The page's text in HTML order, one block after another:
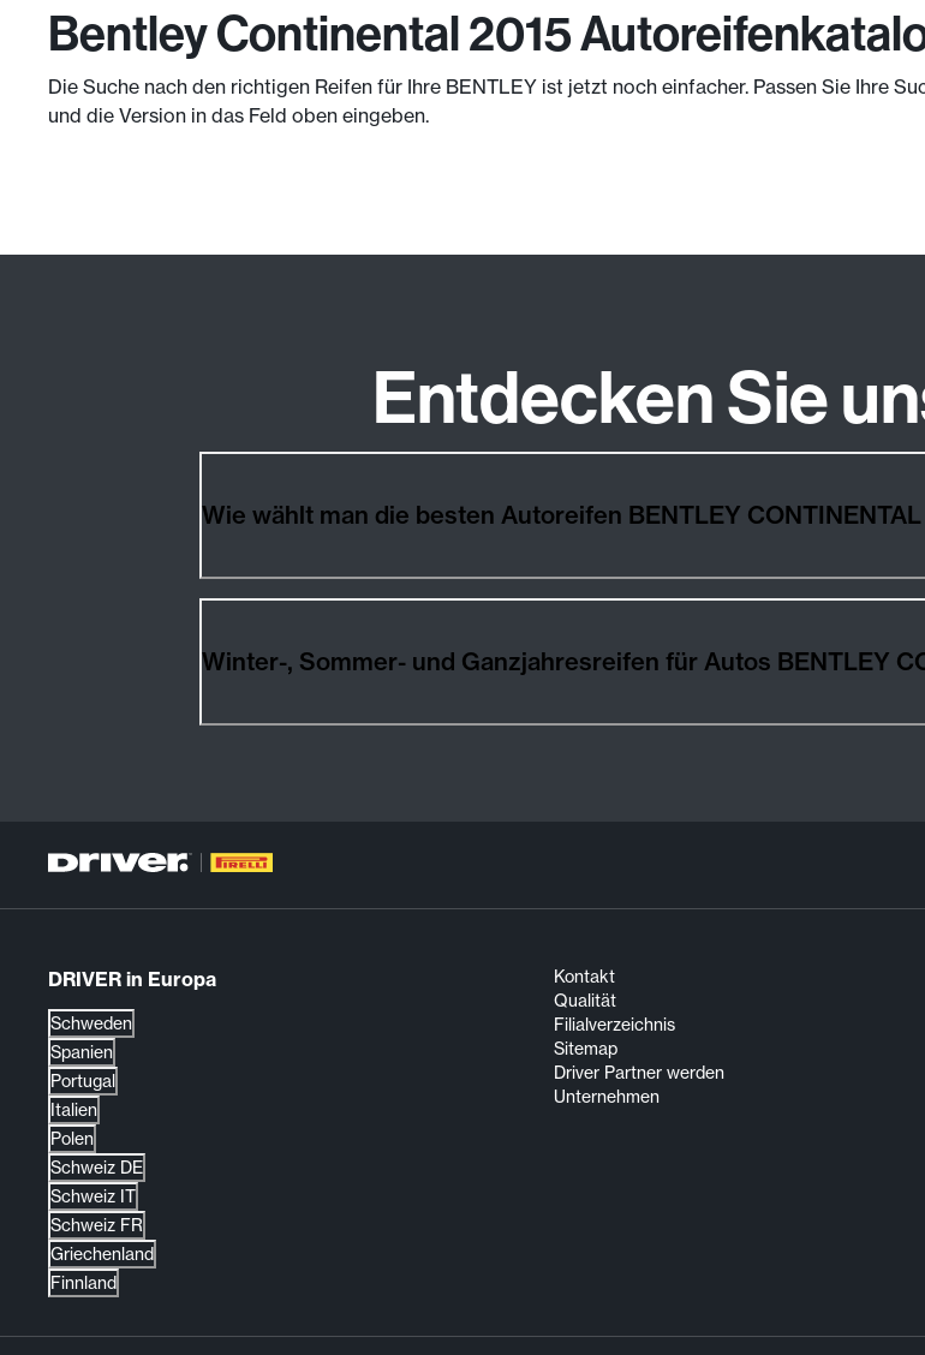
Bentley Continental 2015
Die Suche nach den richtigen Reifen für Ihre BENTLEY ist jetzt noch einfacher. Passen Sie Ihre
und die Version in das Feld oben eingeben.
Entdecken Sie
Wie wählt man die besten Autoreifen BENTLEY
Winter-, Sommer- und Ganzjahresreifen für Autos BENTLEY
DRIVER in Europa
Schweden
Spanien
Portugal
Italien
Polen
Schweiz DE
Schweiz IT
Schweiz FR
Griechenland
Finnland
Kontakt
Qualität
Filialverzeichnis
Sitemap
Driver Partner werden
Unternehmen